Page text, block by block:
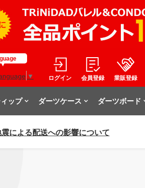
▼ ログイン 会員登録 業販登録
ップ ダーツケース ダーツボード
による配送への影響について